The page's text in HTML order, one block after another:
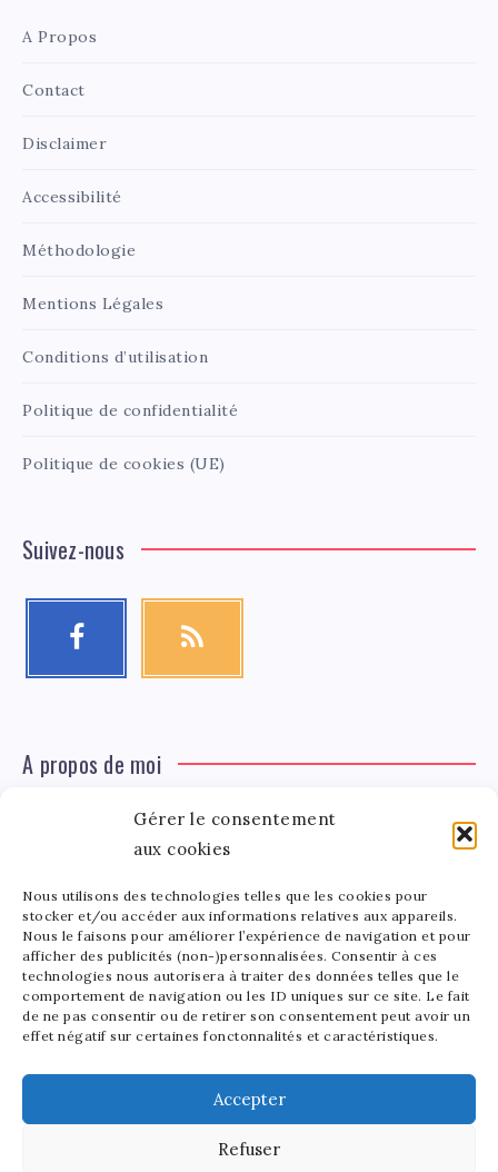
Gérer le consentement
aux cookies
Nous utilisons des technologies telles que les cookies pour
stocker et/ou accéder aux informations relatives aux appareils.
Nous le faisons pour améliorer l’expérience de navigation et pour
afficher des publicités (non-)personnalisées. Consentir à ces
technologies nous autorisera à traiter des données telles que le
comportement de navigation ou les ID uniques sur ce site. Le fait
de ne pas consentir ou de retirer son consentement peut avoir un
effet négatif sur certaines fonctonnalités et caractéristiques.
Accepter
Refuser
A Propos
Contact
Disclaimer
Accessibilité
Méthodologie
Mentions Légales
Conditions d’utilisation
Politique de confidentialité
Politique de cookies (UE)
Suivez-nous
A propos de moi
Tinger
Léa Tinger
Fondatrice
Fondatrice de FortunedeStar.com, je fusionne ma
passion pour les cultures et l'économie des célébrités.
Entre la gestion de mon site et la poterie, je trouve le
bonheur dans l'équilibre de mes activités. Mère d'un
bout de chou de 5 ans, je partage avec lui l'amour de
l'art sous toutes ses formes.